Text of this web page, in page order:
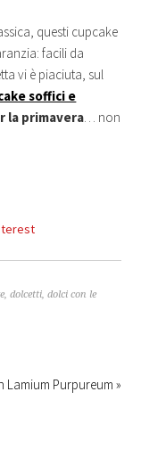
questi cupcake
facili da
vi è piaciuta, sul
soffici e
primavera… non
,dolcetti,dolci con le
Lamium Purpureum »